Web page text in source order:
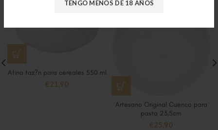
TENGO MENOS DE 18 AÑOS
Afina taz?n para cereales 550 ml
€21,90
Artesano Original Cuenco para
pasta 23,5cm
€25,90